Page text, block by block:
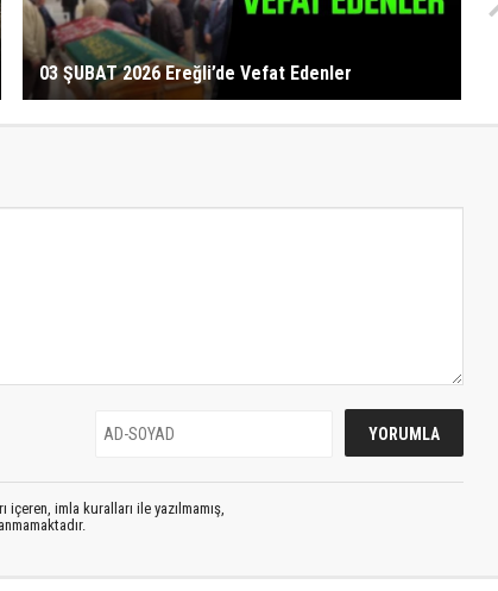
03 ŞUBAT 2026 Ereğli’de Vefat Edenler
imla kuralları ile yazılmamış,